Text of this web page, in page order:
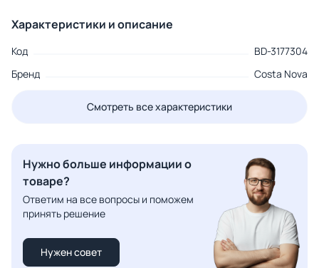
Характеристики и описание
Код
BD-3177304
Бренд
Costa Nova
Смотреть все характеристики
Нужно больше информации о
товаре?
Ответим на все вопросы и поможем
принять решение
Нужен совет